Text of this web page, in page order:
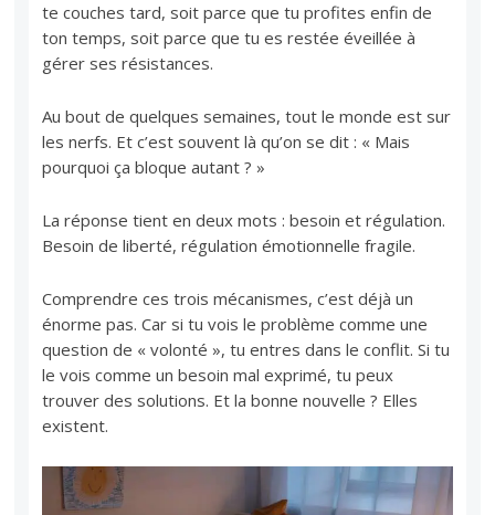
te couches tard, soit parce que tu profites enfin de
ton temps, soit parce que tu es restée éveillée à
gérer ses résistances.
Au bout de quelques semaines, tout le monde est sur
les nerfs. Et c’est souvent là qu’on se dit : « Mais
pourquoi ça bloque autant ? »
La réponse tient en deux mots : besoin et régulation.
Besoin de liberté, régulation émotionnelle fragile.
Comprendre ces trois mécanismes, c’est déjà un
énorme pas. Car si tu vois le problème comme une
question de « volonté », tu entres dans le conflit. Si tu
le vois comme un besoin mal exprimé, tu peux
trouver des solutions. Et la bonne nouvelle ? Elles
existent.